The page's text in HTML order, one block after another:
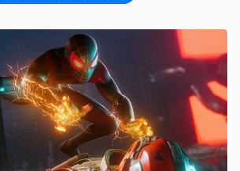
de Privacidade do Canaltech.